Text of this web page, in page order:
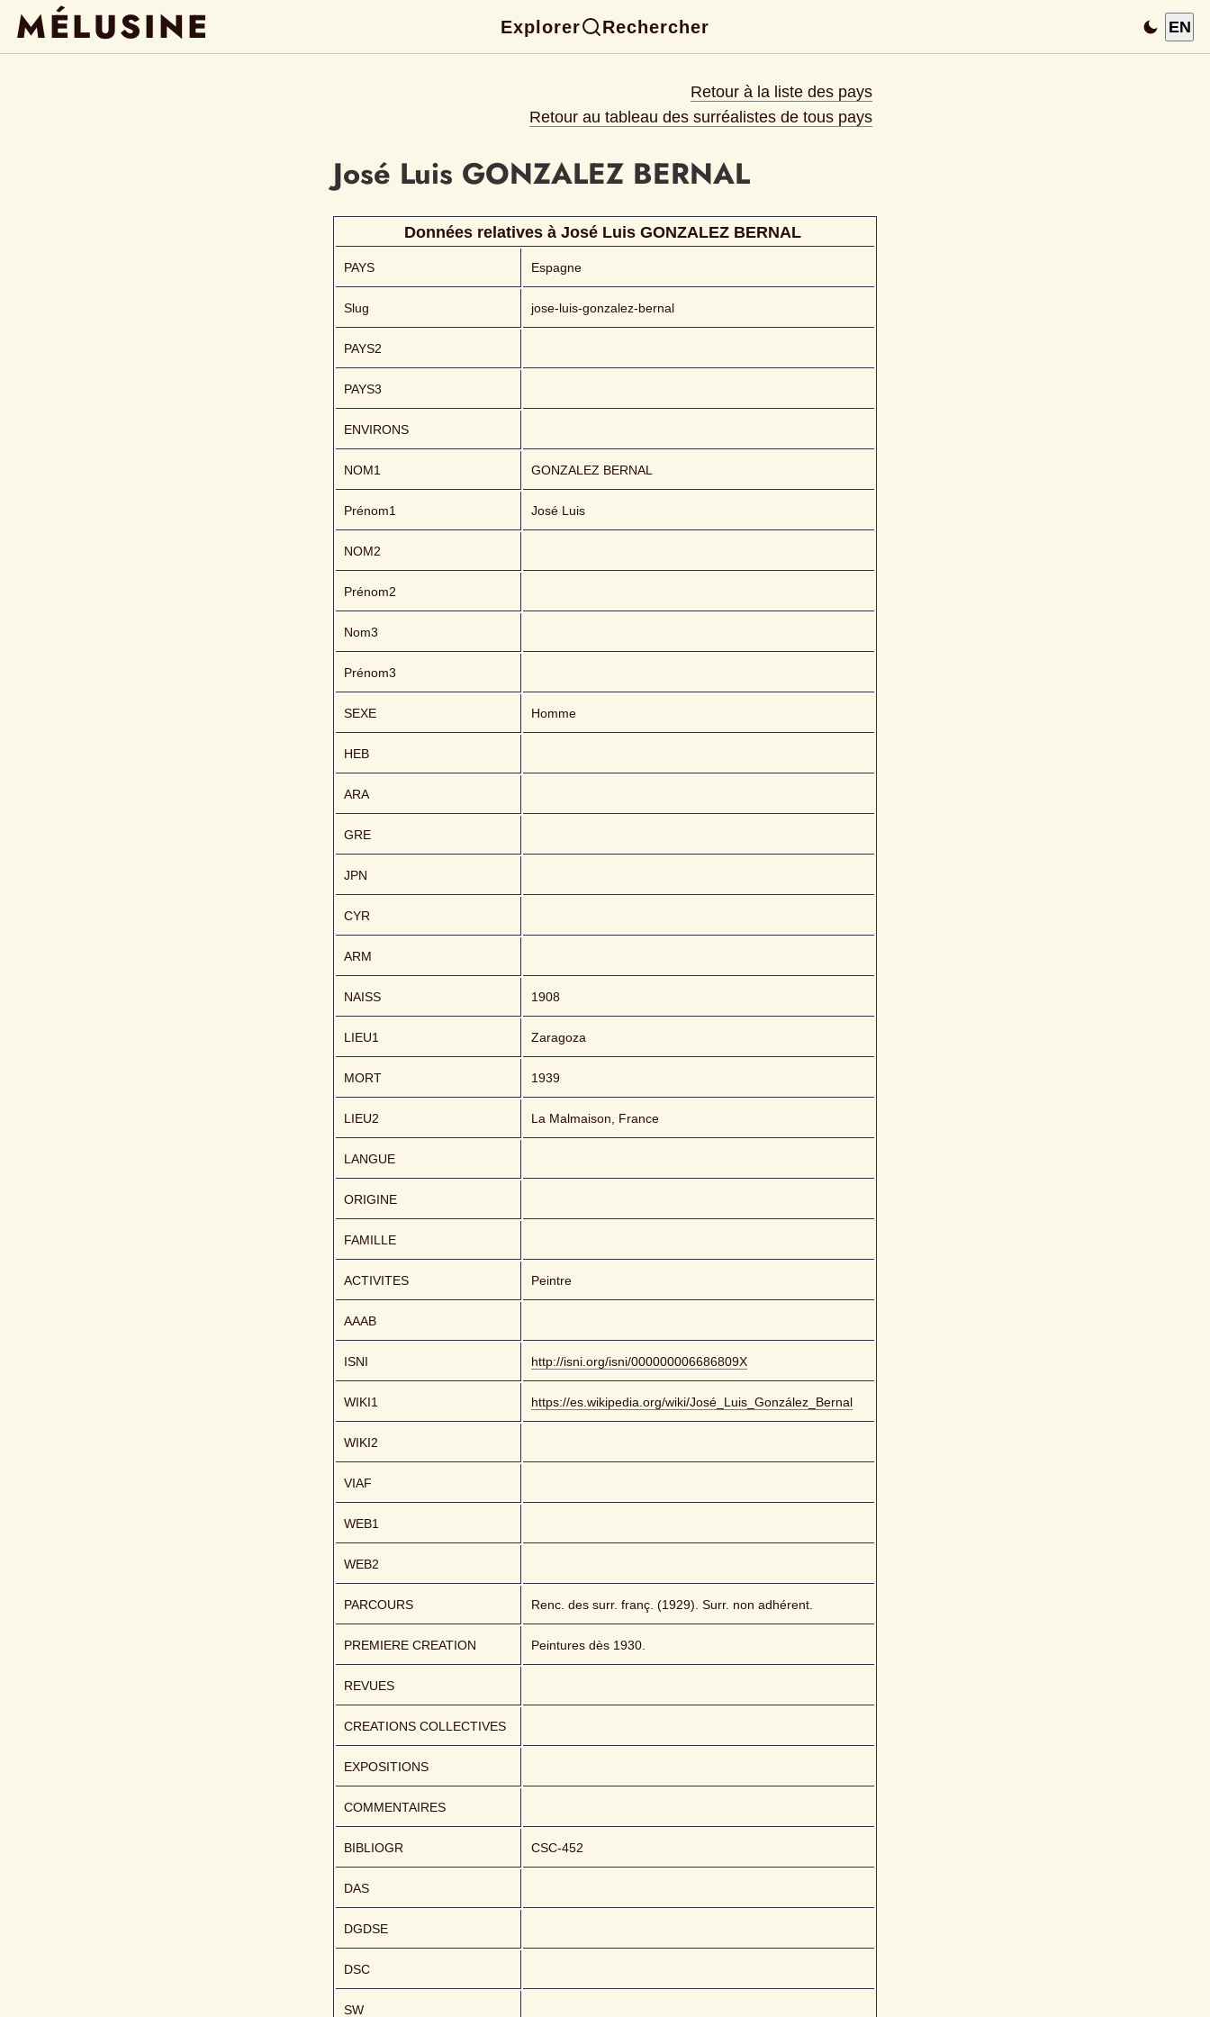
MÉLUSINE Explorer Rechercher EN
Retour à la liste des pays
Retour au tableau des surréalistes de tous pays
José Luis GONZALEZ BERNAL
Données relatives à José Luis GONZALEZ BERNAL
PAYS Espagne
Slug jose-luis-gonzalez-bernal
PAYS2
PAYS3
ENVIRONS
NOM1 GONZALEZ BERNAL
Prénom1 José Luis
NOM2
Prénom2
Nom3
Prénom3
SEXE Homme
HEB
ARA
GRE
JPN
CYR
ARM
NAISS 1908
LIEU1 Zaragoza
MORT 1939
LIEU2 La Malmaison, France
LANGUE
ORIGINE
FAMILLE
ACTIVITES Peintre
AAAB
ISNI http://isni.org/isni/000000006686809X
WIKI1 https://es.wikipedia.org/wiki/José_Luis_González_Bernal
WIKI2
VIAF
WEB1
WEB2
PARCOURS Renc. des surr. franç. (1929). Surr. non adhérent.
PREMIERE CREATION Peintures dès 1930.
REVUES
CREATIONS COLLECTIVES
EXPOSITIONS
COMMENTAIRES
BIBLIOGR CSC-452
DAS
DGDSE
DSC
SW